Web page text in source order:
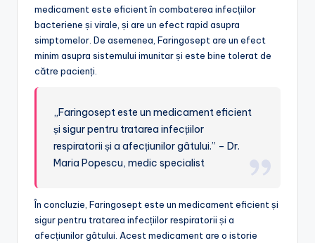
medicament este eficient în combaterea infecțiilor
bacteriene și virale, și are un efect rapid asupra
simptomelor. De asemenea, Faringosept are un efect
minim asupra sistemului imunitar și este bine tolerat de
către pacienți.
„Faringosept este un medicament eficient
și sigur pentru tratarea infecțiilor
respiratorii și a afecțiunilor gâtului.” – Dr.
Maria Popescu, medic specialist
În concluzie, Faringosept este un medicament eficient și
sigur pentru tratarea infecțiilor respiratorii și a
afecțiunilor gâtului. Acest medicament are o istorie